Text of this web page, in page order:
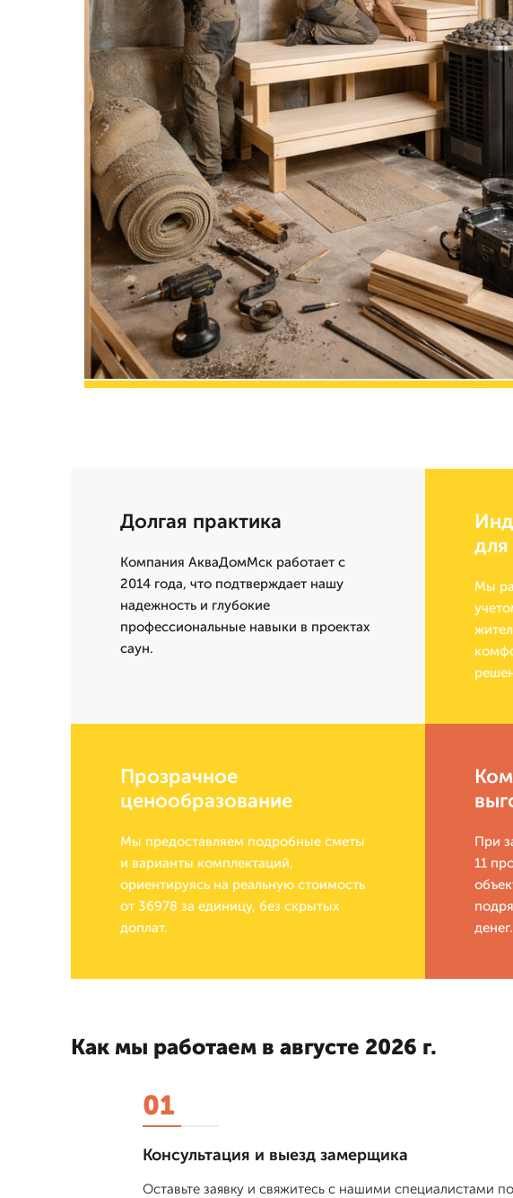
Долгая практика
Компания АкваДомМск работает с
2014 года, что подтверждает нашу
надежность и глубокие
профессиональные навыки в проектах
саун.
для
Мы
Прозрачное
ценообразование
Мы предоставляем подробные сметы
и варианты комплектаций,
ориентируясь на реальную стоимость
от 36978 за единицу, без скрытых
доплат.
При
11
денег.
Как мы работаем в августе 2026 г.
01
Консультация и выезд замерщика
Оставьте заявку и свяжитесь с нашими